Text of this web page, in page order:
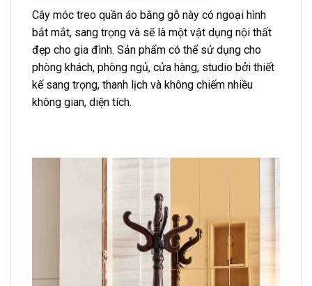
Cây móc treo quần áo bằng gỗ này có ngoại hình
bắt mắt, sang trọng và sẽ là một vật dụng nội thất
đẹp cho gia đình. Sản phẩm có thể sử dụng cho
phòng khách, phòng ngủ, cửa hàng, studio bởi thiết
kế sang trọng, thanh lịch và không chiếm nhiều
không gian, diện tích.